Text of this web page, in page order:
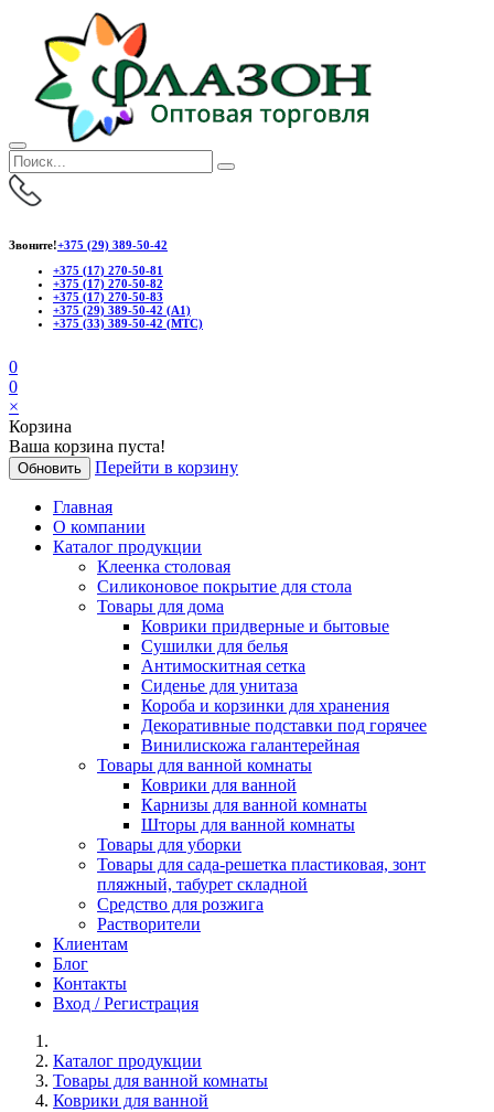
Звоните!+375 (29) 389-50-42
+375 (17) 270-50-81
+375 (17) 270-50-82
+375 (17) 270-50-83
+375 (29) 389-50-42 (А1)
+375 (33) 389-50-42 (МТС)
0
0
×
Корзина
Ваша корзина пуста!
Обновить Перейти в корзину
Главная
О компании
Каталог продукции
Клеенка столовая
Силиконовое покрытие для стола
Товары для дома
Коврики придверные и бытовые
Сушилки для белья
Антимоскитная сетка
Сиденье для унитаза
Короба и корзинки для хранения
Декоративные подставки под горячее
Винилискожа галантерейная
Товары для ванной комнаты
Коврики для ванной
Карнизы для ванной комнаты
Шторы для ванной комнаты
Товары для уборки
Товары для сада-решетка пластиковая, зонт
пляжный, табурет складной
Средство для розжига
Растворители
Клиентам
Блог
Контакты
Вход / Регистрация
Каталог продукции
Товары для ванной комнаты
Коврики для ванной